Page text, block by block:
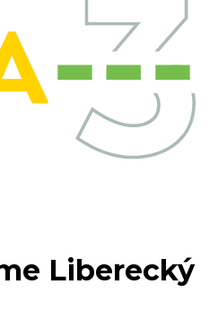
Liberecký